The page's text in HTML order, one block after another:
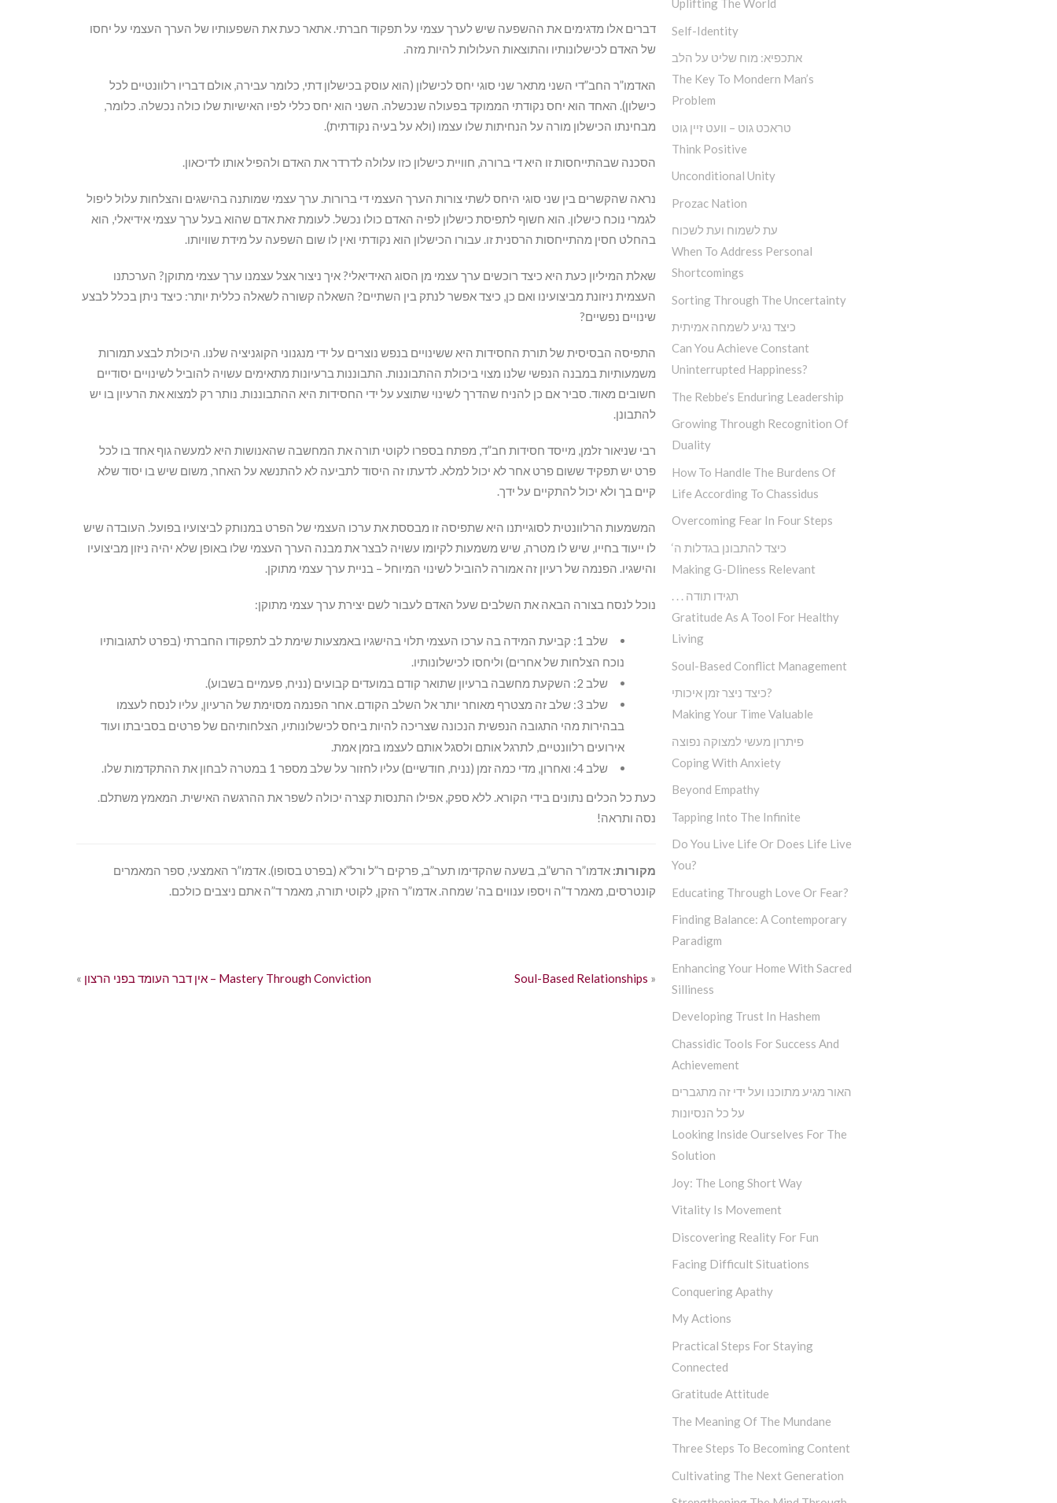
דברים אלו מדגימים את ההשפעה שיש לערך עצמי על תפקוד חברתי. אתאר כעת את השפעותיו של הערך העצמי על יחסו
של האדם לכישלונותיו והתוצאות העלולות להיות מזה.
האדמו”ר החב”די השני מתאר שני סוגי יחס לכישלון (הוא עוסק בכישלון דתי, כלומר עבירה, אולם דבריו רלוונטיים לכל
כישלון). האחד הוא יחס נקודתי הממוקד בפעולה שנכשלה. השני הוא יחס כללי לפיו האישיות שלו כולה נכשלה. כלומר,
מבחינתו הכישלון מורה על הנחיתות שלו עצמו (ולא על בעיה נקודתית).
הסכנה שבהתייחסות זו היא די ברורה, חוויית כישלון כזו עלולה לדרדר את האדם ולהפיל אותו לדיכאון.
נראה שהקשרים בין שני סוגי היחס לשתי צורות הערך העצמי די ברורות. ערך עצמי שמותנה בהישגים והצלחות עלול ליפול
לגמרי נוכח כישלון. הוא חשוף לתפיסת כישלון לפיה האדם כולו נכשל. לעומת זאת אדם שהוא בעל ערך עצמי אידיאלי, הוא
בהחלט חסין מהתייחסות הרסנית זו. עבורו הכישלון הוא נקודתי ואין לו שום השפעה על מידת שוויותו.
שאלת המיליון כעת היא כיצד רוכשים ערך עצמי מן הסוג האידיאלי? איך ניצור אצל עצמנו ערך עצמי מתוקן? הערכתנו
העצמית ניזונת מביצועינו ואם כן, כיצד אפשר לנתק בין השתיים? השאלה קשורה לשאלה כללית יותר: כיצד ניתן בכלל לבצע
שינויים נפשיים?
התפיסה הבסיסית של תורת החסידות היא ששינויים בנפש נוצרים על ידי מנגנוני הקוגניציה שלנו. היכולת לבצע תמורות
משמעותיות במבנה הנפשי שלנו מצוי ביכולת ההתבוננות. התבוננות ברעיונות מתאימים עשויה להוביל לשינויים יסודיים
חשובים מאוד. סביר אם כן להניח שהדרך לשינוי שתוצע על ידי החסידות היא ההתבוננות. נותר רק למצוא את הרעיון בו יש
להתבונן.
רבי שניאור זלמן, מייסד חסידות חב”ד, מפתח בספרו לקוטי תורה את המחשבה שהאנושות היא למעשה גוף אחד בו לכל
פרט יש תפקיד ששום פרט אחר לא יכול למלא. לדעתו זה היסוד לתביעה לא להתנשא על האחר, משום שיש בו יסוד שלא
קיים בך ולא יכול להתקיים על ידך.
המשמעות הרלוונטית לסוגייתנו היא שתפיסה זו מבססת את ערכו העצמי של הפרט במנותק לביצועיו בפועל. העובדה שיש
לו ייעוד בחייו, שיש לו מטרה, שיש משמעות לקיומו עשויה לבצר את מבנה הערך העצמי שלו באופן שלא יהיה ניזון מביצועיו
והישגיו. הפנמה של רעיון זה אמורה להוביל לשינוי המיוחל – בניית ערך עצמי מתוקן.
נוכל לנסח בצורה הבאה את השלבים שעל האדם לעבור לשם יצירת ערך עצמי מתוקן:
שלב 1: קביעת המידה בה ערכו העצמי תלוי בהישגיו באמצעות שימת לב לתפקודו החברתי (בפרט לתגובותיו
נוכח הצלחות של אחרים) וליחסו לכישלונותיו.
שלב 2: השקעת מחשבה ברעיון שתואר קודם במועדים קבועים (נניח, פעמיים בשבוע).
שלב 3: שלב זה מצטרף מאוחר יותר אל השלב הקודם. אחר הפנמה מסוימת של הרעיון, עליו לנסח לעצמו
בבהירות מהי התגובה הנפשית הנכונה שצריכה להיות ביחס לכישלונותיו, הצלחותיהם של פרטים בסביבתו ועוד
אירועים רלוונטיים, לתרגל אותם ולסגל אותם לעצמו בזמן אמת.
שלב 4: ואחרון, מדי כמה זמן (נניח, חודשיים) עליו לחזור על שלב מספר 1 במטרה לבחון את ההתקדמות שלו.
כעת כל הכלים נתונים בידי הקורא. ללא ספק, אפילו התנסות קצרה יכולה לשפר את ההרגשה האישית. המאמץ משתלם.
נסה ותראה!
מקורות: אדמו”ר הרש”ב, בשעה שהקדימו תער”ב, פרקים ר”ל ורל”א (בפרט בסופו). אדמו”ר האמצעי, ספר המאמרים
קונטרסים, מאמר ד”ה ויספו ענווים בה’ שמחה. אדמו”ר הזקן, לקוטי תורה, מאמר ד”ה אתם ניצבים כולכם.
« אין דבר העומד בפני הרצון – Mastery Through Conviction Soul-Based Relationships »
Uplifting The World
Self-Identity
אתכפיא: מוח שליט על הלב
The Key To Mondern Man’s
Problem
טראכט גוט – וועט זיין גוט
Think Positive
Unconditional Unity
Prozac Nation
עת לשמוח ועת לשכוח
When To Address Personal
Shortcomings
Sorting Through The Uncertainty
כיצד נגיע לשמחה אמיתית
Can You Achieve Constant
Uninterrupted Happiness?
The Rebbe’s Enduring Leadership
Growing Through Recognition Of
Duality
How To Handle The Burdens Of
Life According To Chassidus
Overcoming Fear In Four Steps
‘כיצד להתבונן בגדלות ה
Making G-Dliness Relevant
. . . תגידו תודה
Gratitude As A Tool For Healthy
Living
Soul-Based Conflict Management
כיצד ניצר זמן איכותי?
Making Your Time Valuable
פיתרון מעשי למצוקה נפוצה
Coping With Anxiety
Beyond Empathy
Tapping Into The Infinite
Do You Live Life Or Does Life Live
You?
Educating Through Love Or Fear?
Finding Balance: A Contemporary
Paradigm
Enhancing Your Home With Sacred
Silliness
Developing Trust In Hashem
Chassidic Tools For Success And
Achievement
האור מגיע מתוכנו ועל ידי זה מתגברים
על כל הנסיונות
Looking Inside Ourselves For The
Solution
Joy: The Long Short Way
Vitality Is Movement
Discovering Reality For Fun
Facing Difficult Situations
Conquering Apathy
My Actions
Practical Steps For Staying
Connected
Gratitude Attitude
The Meaning Of The Mundane
Three Steps To Becoming Content
Cultivating The Next Generation